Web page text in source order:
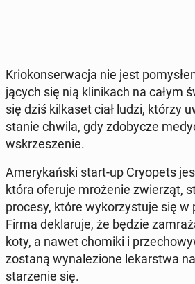
Krio­kon­ser­wa­cja nie jest
ją­cych się nią kli­ni­kach na całym
się dziś kil­ka­set ciał ludzi, którzy
sta­nie chwila, gdy zdo­by­cze
wskrze­sze­nie.
Ame­ry­kań­ski start-up Cry­opets
która oferuje mro­że­nie zwie­rząt,
procesy, które wy­ko­rzy­stu­je się w
Firma de­kla­ru­je, że będzie
koty, a nawet chomiki i
zostaną wy­na­le­zio­ne le­kar­stwa
sta­rze­nie się.